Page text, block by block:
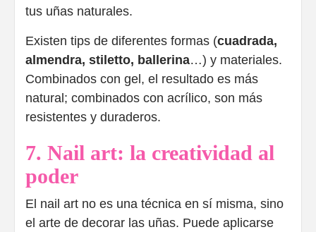
tus uñas naturales.
Existen tips de diferentes formas (cuadrada,
almendra, stiletto, ballerina…) y materiales.
Combinados con gel, el resultado es más
natural; combinados con acrílico, son más
resistentes y duraderos.
7. Nail art: la creatividad al
poder
El nail art no es una técnica en sí misma, sino
el arte de decorar las uñas. Puede aplicarse